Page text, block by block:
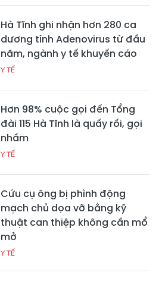
Hà Tĩnh ghi nhận hơn 280 ca
dương tính Adenovirus từ đầu
năm, ngành y tế khuyến cáo
Y TẾ
Hơn 98% cuộc gọi đến Tổng
đài 115 Hà Tĩnh là quấy rối, gọi
nhầm
Y TẾ
Cứu cụ ông bị phình động
mạch chủ dọa vỡ bằng kỹ
thuật can thiệp không cần mổ
mở
Y TẾ